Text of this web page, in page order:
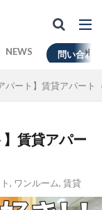
NEWS 問い合わせ
パート】賃貸アパー
】賃貸アパー
, ワンルーム, 賃貸